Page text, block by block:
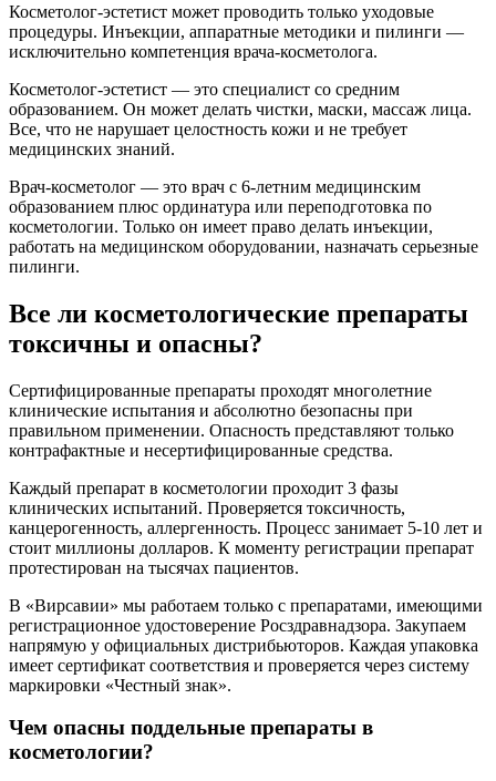
Косметолог-эстетист может проводить только уходовые
процедуры. Инъекции, аппаратные методики и пилинги —
исключительно компетенция врача-косметолога.
Косметолог-эстетист — это специалист со средним
образованием. Он может делать чистки, маски, массаж лица.
Все, что не нарушает целостность кожи и не требует
медицинских знаний.
Врач-косметолог — это врач с 6-летним медицинским
образованием плюс ординатура или переподготовка по
косметологии. Только он имеет право делать инъекции,
работать на медицинском оборудовании, назначать серьезные
пилинги.
Все ли косметологические препараты
токсичны и опасны?
Сертифицированные препараты проходят многолетние
клинические испытания и абсолютно безопасны при
правильном применении. Опасность представляют только
контрафактные и несертифицированные средства.
Каждый препарат в косметологии проходит 3 фазы
клинических испытаний. Проверяется токсичность,
канцерогенность, аллергенность. Процесс занимает 5-10 лет и
стоит миллионы долларов. К моменту регистрации препарат
протестирован на тысячах пациентов.
В «Вирсавии» мы работаем только с препаратами, имеющими
регистрационное удостоверение Росздравнадзора. Закупаем
напрямую у официальных дистрибьюторов. Каждая упаковка
имеет сертификат соответствия и проверяется через систему
маркировки «Честный знак».
Чем опасны поддельные препараты в
косметологии?